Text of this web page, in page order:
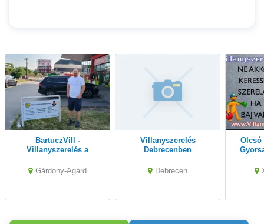
BartuczVill -
Villanyszerelés a
Gárdony-Agárd
Villanyszerelés
Debrecenben
Debrecen
Olcsó Villanyszerelő